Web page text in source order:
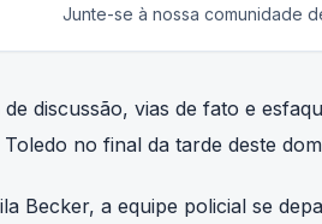
Junte-se à nossa comunidade
discussão, vias de fato e
no final da tarde deste
Becker, a equipe policial se